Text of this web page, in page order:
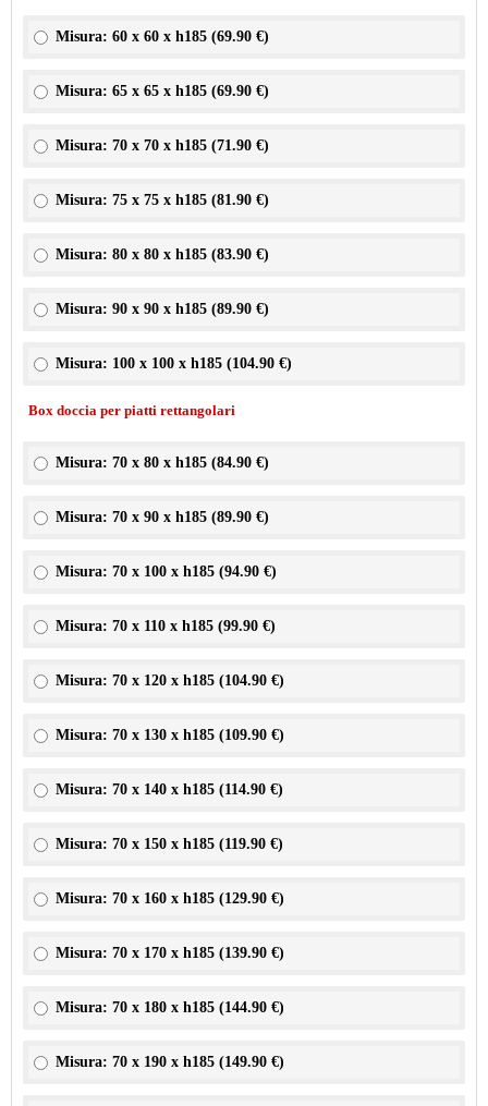
Misura: 60 x 60 x h185 (69.90 €)
Misura: 65 x 65 x h185 (69.90 €)
Misura: 70 x 70 x h185 (71.90 €)
Misura: 75 x 75 x h185 (81.90 €)
Misura: 80 x 80 x h185 (83.90 €)
Misura: 90 x 90 x h185 (89.90 €)
Misura: 100 x 100 x h185 (104.90 €)
Box doccia per piatti rettangolari
Misura: 70 x 80 x h185 (84.90 €)
Misura: 70 x 90 x h185 (89.90 €)
Misura: 70 x 100 x h185 (94.90 €)
Misura: 70 x 110 x h185 (99.90 €)
Misura: 70 x 120 x h185 (104.90 €)
Misura: 70 x 130 x h185 (109.90 €)
Misura: 70 x 140 x h185 (114.90 €)
Misura: 70 x 150 x h185 (119.90 €)
Misura: 70 x 160 x h185 (129.90 €)
Misura: 70 x 170 x h185 (139.90 €)
Misura: 70 x 180 x h185 (144.90 €)
Misura: 70 x 190 x h185 (149.90 €)